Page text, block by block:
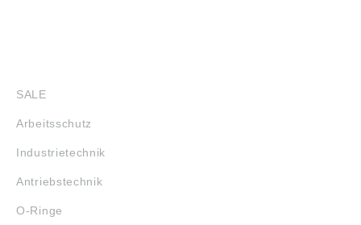
SALE
Arbeitsschutz
Industrietechnik
Antriebstechnik
O-Ringe